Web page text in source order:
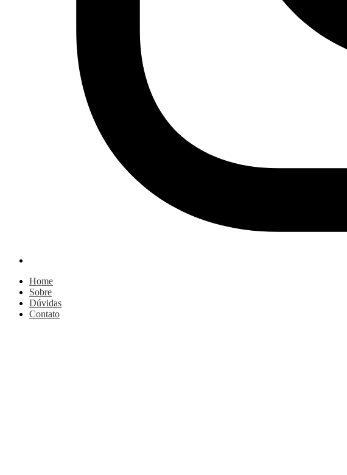
Home
Sobre
Dúvidas
Contato